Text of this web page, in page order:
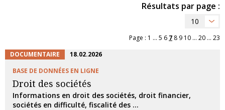
Résultats par page :
10
Page : 1 ... 5 6 7 8 9 10 ... 20 ... 23
DOCUMENTAIRE
18.02.2026
BASE DE DONNÉES EN LIGNE
Droit des sociétés
Informations en droit des sociétés, droit financier,
sociétés en difficulté, fiscalité des ...